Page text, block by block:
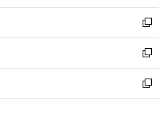
開
く
ウ
で
開
く
ン
ド
ウ
で
開
く
ウ
ィ
ン
ド
ウ
で
開
し
い
ウ
ィ
ン
ド
ウ
新
し
い
ウ
ィ
ン
新
し
い
ウ
新
し